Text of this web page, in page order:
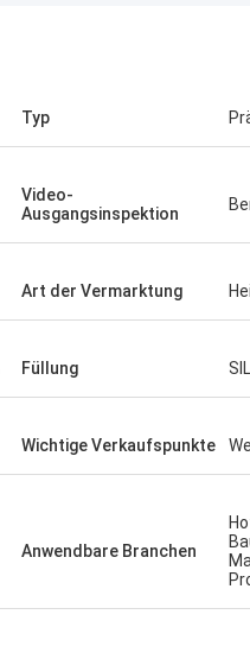
Typ
Video-
Ausgangsinspektion
Art der Vermarktung
Füllung
Wichtige Verkaufspunkte
Anwendbare Branchen